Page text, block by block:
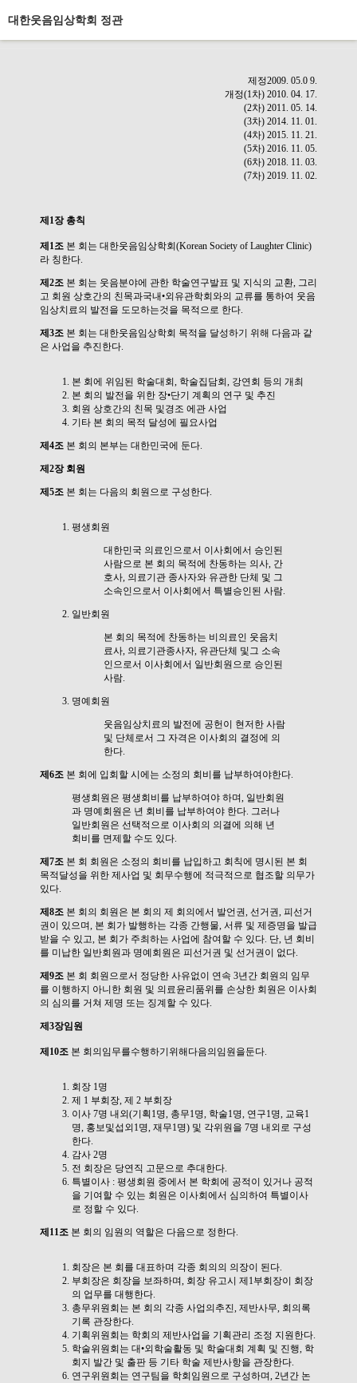
대한웃음임상학회 정관
제정2009. 05.0 9.
개정(1차) 2010. 04. 17.
(2차) 2011. 05. 14.
(3차) 2014. 11. 01.
(4차) 2015. 11. 21.
(5차) 2016. 11. 05.
(6차) 2018. 11. 03.
(7차) 2019. 11. 02.
제1장 총칙
제1조 본 회는 대한웃음임상학회(Korean Society of Laughter Clinic)
라 칭한다.
제2조 본 회는 웃음분야에 관한 학술연구발표 및 지식의 교환, 그리
고 회원 상호간의 친목과국내•외유관학회와의 교류를 통하여 웃음
임상치료의 발전을 도모하는것을 목적으로 한다.
제3조 본 회는 대한웃음임상학회 목적을 달성하기 위해 다음과 같
은 사업을 추진한다.
본 회에 위임된 학술대회, 학술집담회, 강연회 등의 개최
본 회의 발전을 위한 장•단기 계획의 연구 및 추진
회원 상호간의 친목 및경조 에관 사업
기타 본 회의 목적 달성에 필요사업
제4조 본 회의 본부는 대한민국에 둔다.
제2장 회원
제5조 본 회는 다음의 회원으로 구성한다.
평생회원
대한민국 의료인으로서 이사회에서 승인된
사람으로 본 회의 목적에 찬동하는 의사, 간
호사, 의료기관 종사자와 유관한 단체 및 그
소속인으로서 이사회에서 특별승인된 사람.
일반회원
본 회의 목적에 찬동하는 비의료인 웃음치
료사, 의료기관종사자, 유관단체 및그 소속
인으로서 이사회에서 일반회원으로 승인된
사람.
명예회원
웃음임상치료의 발전에 공헌이 현저한 사람
및 단체로서 그 자격은 이사회의 결정에 의
한다.
제6조 본 회에 입회할 시에는 소정의 회비를 납부하여야한다.
평생회원은 평생회비를 납부하여야 하며, 일반회원
과 명예회원은 년 회비를 납부하여야 한다. 그러나
일반회원은 선택적으로 이사회의 의결에 의해 년
회비를 면제할 수도 있다.
제7조 본 회 회원은 소정의 회비를 납입하고 회칙에 명시된 본 회
목적달성을 위한 제사업 및 회무수행에 적극적으로 협조할 의무가
있다.
제8조 본 회의 회원은 본 회의 제 회의에서 발언권, 선거권, 피선거
권이 있으며, 본 회가 발행하는 각종 간행물, 서류 및 제증명을 발급
받을 수 있고, 본 회가 주최하는 사업에 참여할 수 있다. 단, 년 회비
를 미납한 일반회원과 명예회원은 피선거권 및 선거권이 없다.
제9조 본 회 회원으로서 정당한 사유없이 연속 3년간 회원의 임무
를 이행하지 아니한 회원 및 의료윤리품위를 손상한 회원은 이사회
의 심의를 거쳐 제명 또는 징계할 수 있다.
제3장임원
제10조 본 회의임무를수행하기위해다음의임원을둔다.
회장 1명
제 1 부회장, 제 2 부회장
이사 7명 내외(기획1명, 총무1명, 학술1명, 연구1명, 교육1
명, 홍보및섭외1명, 재무1명) 및 각위원을 7명 내외로 구성
한다.
감사 2명
전 회장은 당연직 고문으로 추대한다.
특별이사 : 평생회원 중에서 본 학회에 공적이 있거나 공적
을 기여할 수 있는 회원은 이사회에서 심의하여 특별이사
로 정할 수 있다.
제11조 본 회의 임원의 역할은 다음으로 정한다.
회장은 본 회를 대표하며 각종 회의의 의장이 된다.
부회장은 회장을 보좌하며, 회장 유고시 제1부회장이 회장
의 업무를 대행한다.
총무위원회는 본 회의 각종 사업의추진, 제반사무, 회의록
기록 관장한다.
기획위원회는 학회의 제반사업을 기획관리 조정 지원한다.
학술위원회는 대•외학술활동 및 학술대회 계획 및 진행, 학
회지 발간 및 출판 등 기타 학술 제반사항을 관장한다.
연구위원회는 연구팀을 학회임원으로 구성하며, 2년간 논